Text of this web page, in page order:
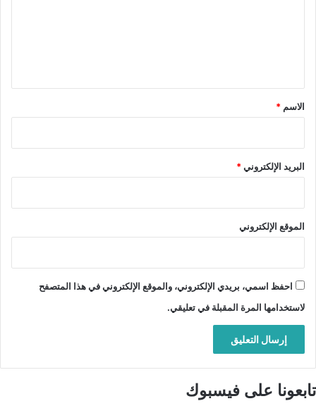
*
الاسم *
البريد الإلكتروني*
الموقع الإلكتروني
احفظ اسمي، بريدي الإلكتروني، والموقع الإلكتروني في هذا المتصفح
لاستخدامها المرة المقبلة في تعليقي.
تابعونا على فيسبوك